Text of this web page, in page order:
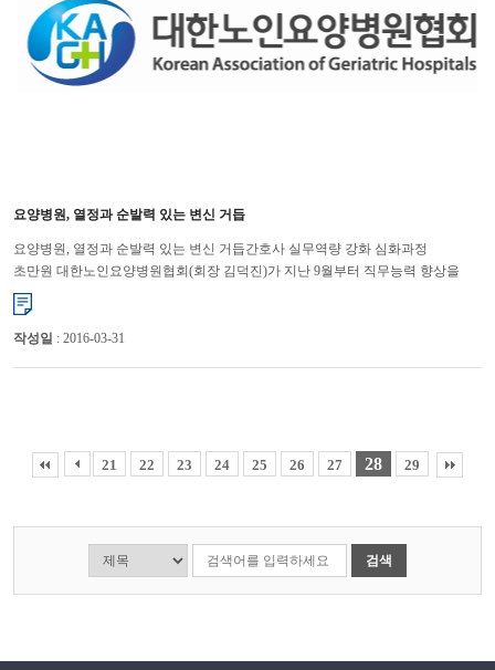
요양병원, 열정과 순발력 있는 변신 거듭
요양병원, 열정과 순발력 있는 변신 거듭간호사 실무역량 강화 심화과정
초만원 대한노인요양병원협회(회장 김덕진)가 지난 9월부터 직무능력 향상을
통해 경쟁력 강화를 목적으로 매월 실무자 교육을 개강 하여 병...
작성일 : 2016-03-31
21 22 23 24 25 26 27 28 29
검색